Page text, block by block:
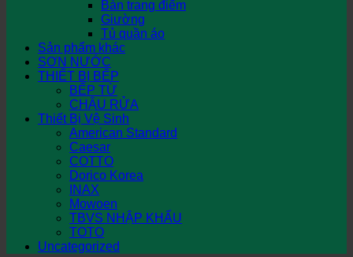
Bàn trang điểm
Giường
Tủ quần áo
Sản phẩm khác
SƠN NƯỚC
THIẾT BỊ BẾP
BẾP TỪ
CHẬU RỬA
Thiết Bị Vệ Sinh
American Standard
Caesar
COTTO
Dorico Korea
INAX
Mowoen
TBVS NHẬP KHẨU
TOTO
Uncategorized